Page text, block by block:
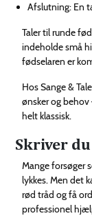
Afslutning: En
Taler til runde
indeholde små
fødselaren er
Hos Sange &
ønsker og
helt klassisk.
Skriver
Mange forsøger
lykkes. Men det
rød tråd og få
professionel